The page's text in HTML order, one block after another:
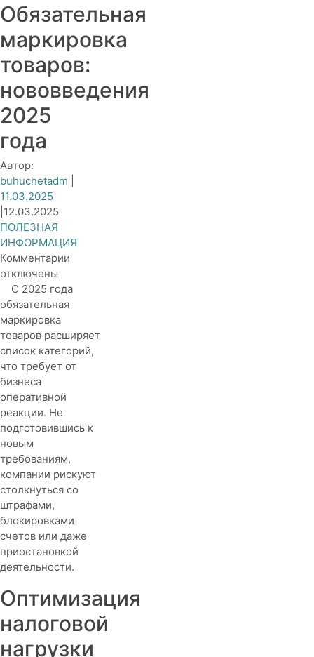
Обязательная
маркировка
товаров:
нововведения
2025
года
Автор:
buhuchetadm
11.03.2025
12.03.2025
ПОЛЕЗНАЯ
ИНФОРМАЦИЯ
Комментарии
Обязательная
нововведения
2025
года
отключены
С 2025 года
обязательная
маркировка
товаров расширяет
список категорий,
что требует от
бизнеса
оперативной
реакции. Не
подготовившись к
новым
требованиям,
компании рискуют
столкнуться со
штрафами,
блокировками
счетов или даже
приостановкой
деятельности.
Оптимизация
налоговой
нагрузки